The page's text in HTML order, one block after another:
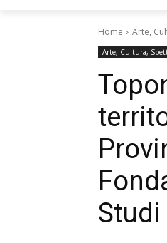
Home Arte,
Arte, Cultura,